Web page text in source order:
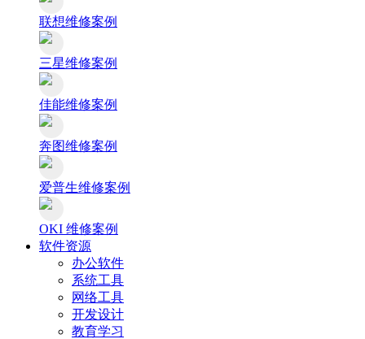
联想维修案例
三星维修案例
佳能维修案例
奔图维修案例
爱普生维修案例
OKI 维修案例
软件资源
办公软件
系统工具
网络工具
开发设计
教育学习